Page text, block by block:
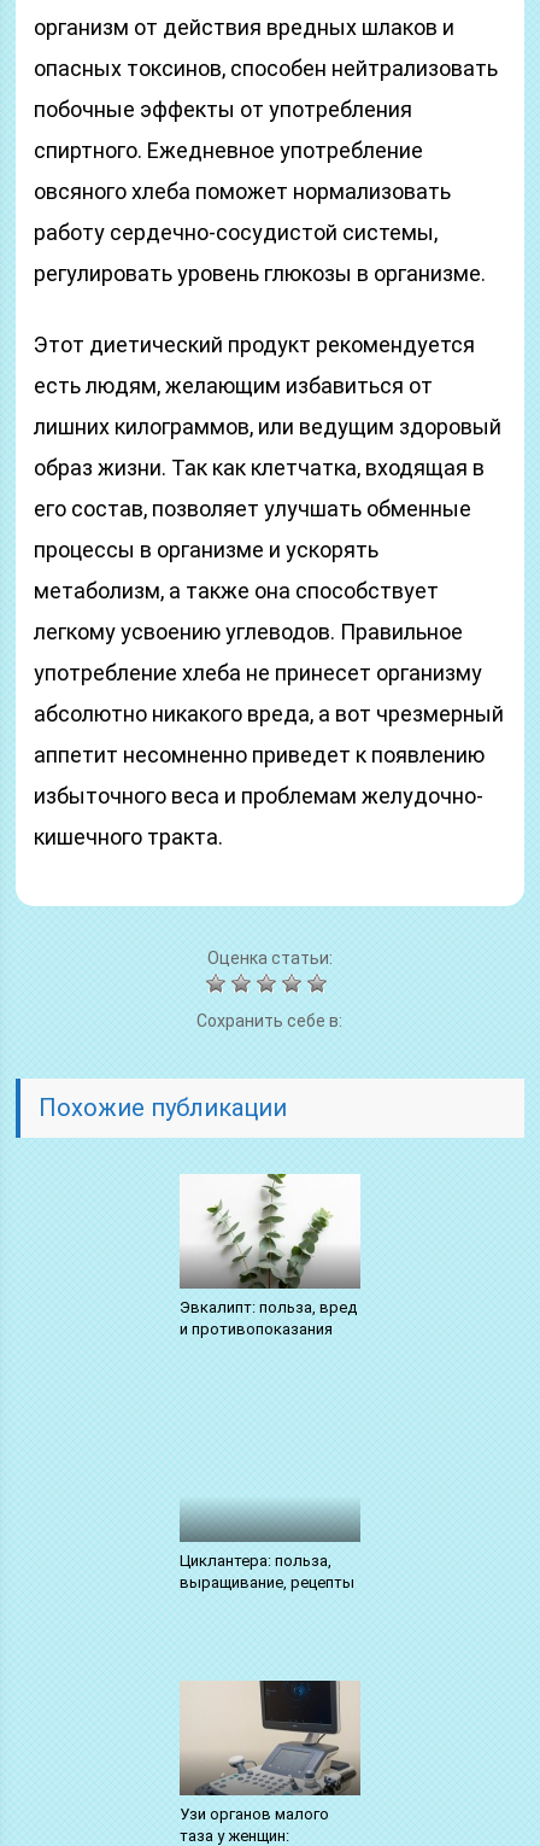
организм от действия вредных шлаков и
опасных токсинов, способен нейтрализовать
побочные эффекты от употребления
спиртного. Ежедневное употребление
овсяного хлеба поможет нормализовать
работу сердечно-сосудистой системы,
регулировать уровень глюкозы в организме.
Этот диетический продукт рекомендуется
есть людям, желающим избавиться от
лишних килограммов, или ведущим здоровый
образ жизни. Так как клетчатка, входящая в
его состав, позволяет улучшать обменные
процессы в организме и ускорять
метаболизм, а также она способствует
легкому усвоению углеводов. Правильное
употребление хлеба не принесет организму
абсолютно никакого вреда, а вот чрезмерный
аппетит несомненно приведет к появлению
избыточного веса и проблемам желудочно-
кишечного тракта.
Оценка статьи:
Сохранить себе в:
Похожие публикации
Эвкалипт: польза, вред
и противопоказания
Циклантера: польза,
выращивание, рецепты
Узи органов малого
таза у женщин: